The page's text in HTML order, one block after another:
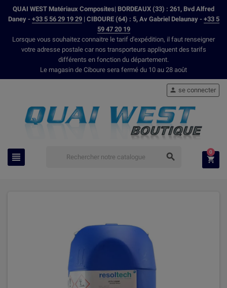
QUAI WEST Matériaux Composites| BORDEAUX (33) : 261, Bvd Alfred
Daney - +33 5 56 29 19 29| CIBOURE (64) : 5, Av Gabriel Delaunay - +33 5
59 47 20 19
Lorsque vous souhaitez connaitre le tarif d'expédition, il faut renseigner
votre adresse postale car nos transporteurs appliquent des tarifs
différents en fonction du département.
Le magasin de Ciboure sera fermé du 10 au 28 août
 
 se connecter

0